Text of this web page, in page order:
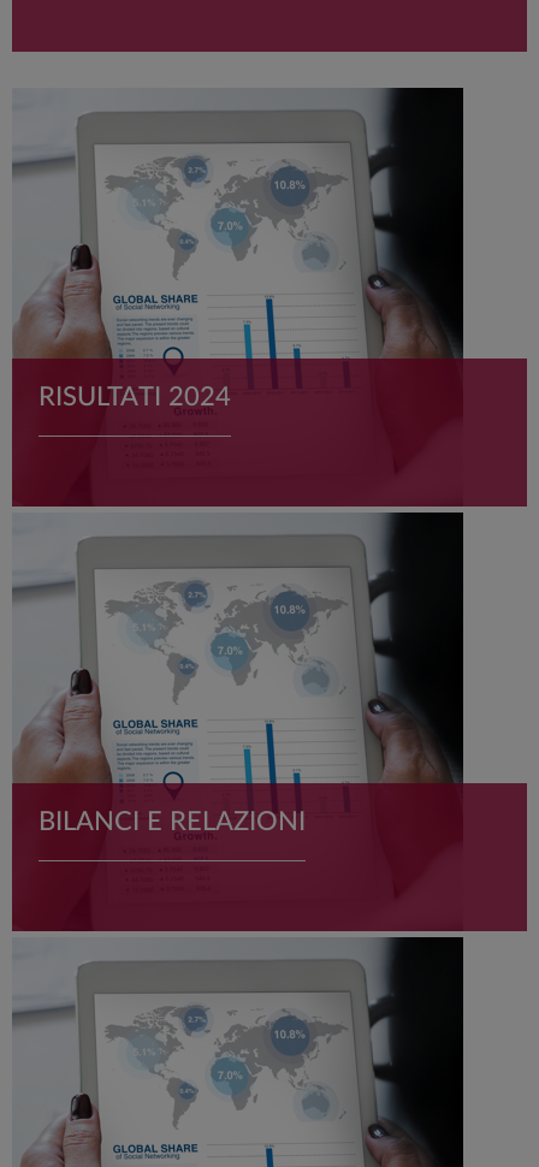
RISULTATI 2024
Il Consiglio di Amministrazione di ANIMA Holding S.p.A.
(ANIM.IM) ha approvato il 5 febbraio 2025 il progetto di
BILANCI E RELAZIONI
I resoconti intermedi di gestione, le relazioni finanziarie
semestrali e annuali ANIMA Holding, consultabile e